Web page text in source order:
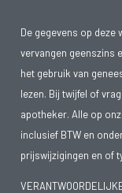
De gegevens op
vervangen geenszins
het gebruik van
lezen. Bij twijfel of
apotheker. Alle op
inclusief BTW en
prijswijzigingen en of